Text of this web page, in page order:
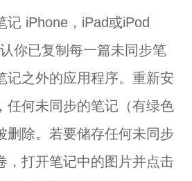
记 iPhone，iPad或iPod
你已复制每一篇未同步笔
记之外的应用程序。重新安
任何未同步的笔记（有绿色
删除。若要储存任何未同步
，打开笔记中的图片并点击